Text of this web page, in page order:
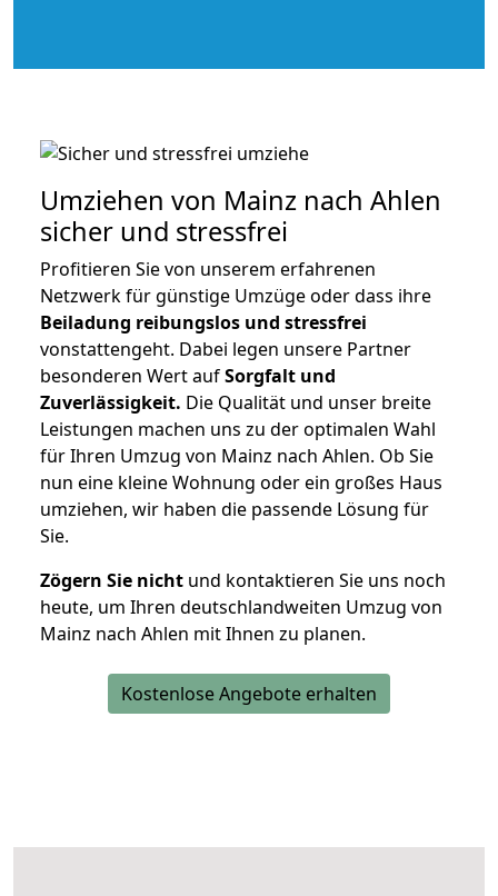
Umziehen von Mainz nach Ahlen
sicher und stressfrei
Profitieren Sie von unserem erfahrenen
Netzwerk für günstige Umzüge oder dass ihre
Beiladung reibungslos und stressfrei
vonstattengeht. Dabei legen unsere Partner
besonderen Wert aufSorgfalt und
Zuverlässigkeit. Die Qualität und unser breite
Leistungen machen uns zu der optimalen Wahl
für Ihren Umzug von Mainz nach Ahlen. Ob Sie
nun eine kleine Wohnung oder ein großes Haus
umziehen, wir haben die passende Lösung für
Sie.
Zögern Sie nicht und kontaktieren Sie uns noch
heute, um Ihren deutschlandweiten Umzug von
Mainz nach Ahlen mit Ihnen zu planen.
Kostenlose Angebote erhalten